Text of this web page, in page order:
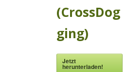
(CrossDog
ging)
Jetzt
herunterladen!